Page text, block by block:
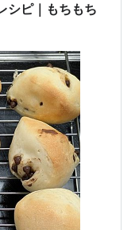
シピ｜もちもち